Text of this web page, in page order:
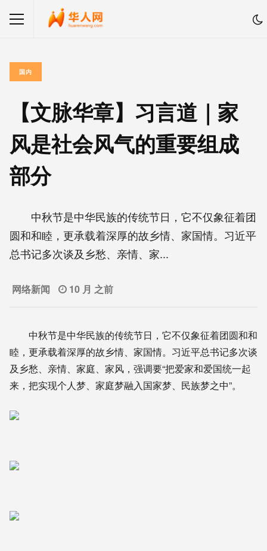
国内
【文脉华章】习言道｜家
风是社会风气的重要组成
部分
中秋节是中华民族的传统节日，它不仅象征着团
圆和和睦，更承载着深厚的故乡情、家国情。习近平
总书记多次谈及乡愁、亲情、家...
网络新闻 10 月 之前
中秋节是中华民族的传统节日，它不仅象征着团圆和和
睦，更承载着深厚的故乡情、家国情。习近平总书记多次谈
及乡愁、亲情、家庭、家风，强调要“把爱家和爱国统一起
来，把实现个人梦、家庭梦融入国家梦、民族梦之中”。